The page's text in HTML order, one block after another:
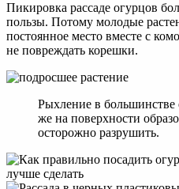
Пикировка рассаде огурцов
пользы. Потому молодые
постоянное место вместе с
не повреждать корешки.
Рыхление в
же на поверхности
осторожно разрушить.